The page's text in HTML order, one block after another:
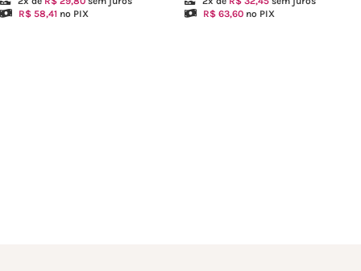
R$ 58,41 no PIX
R$ 63,60 no PIX